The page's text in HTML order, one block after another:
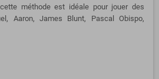
méthode est idéale pour jouer des
Aaron, James Blunt, Pascal Obispo,